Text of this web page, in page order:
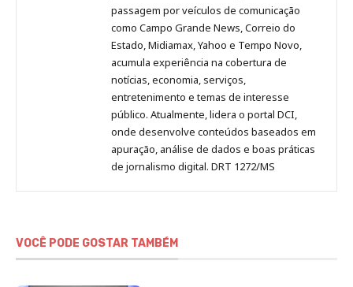
passagem por veículos de comunicação
como Campo Grande News, Correio do
Estado, Midiamax, Yahoo e Tempo Novo,
acumula experiência na cobertura de
notícias, economia, serviços,
entretenimento e temas de interesse
público. Atualmente, lidera o portal DCI,
onde desenvolve conteúdos baseados em
apuração, análise de dados e boas práticas
de jornalismo digital. DRT 1272/MS
VOCÊ PODE GOSTAR TAMBÉM